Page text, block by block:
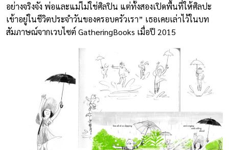
อย่างจริงจัง พ่อและแม่ไม่ใช่ศิลปิน แต่ทั้งสองเปิดพื้นที่ให้ศิลปะ
เข้าอยู่ในชีวิตประจำวันของครอบครัวเรา” เธอเคยเล่าไว้ในบท
สัมภาษณ์จากเวบไซต์ GatheringBooks เมื่อปี 2015